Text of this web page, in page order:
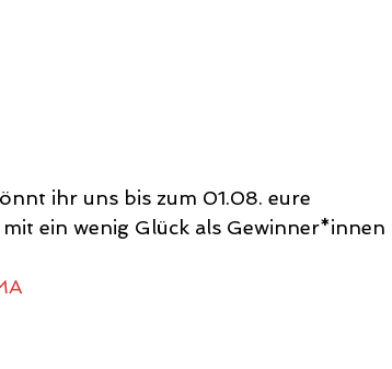
ihr uns bis zum 01.08. eure
ein wenig Glück als Gewinner*innen